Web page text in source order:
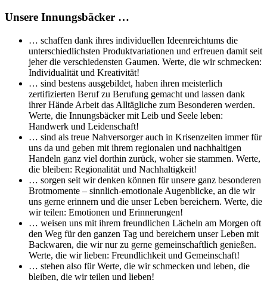
Unsere Innungsbäcker …
… schaffen dank ihres individuellen Ideenreichtums die
unterschiedlichsten Produktvariationen und erfreuen damit seit
jeher die verschiedensten Gaumen. Werte, die wir schmecken:
Individualität und Kreativität!
… sind bestens ausgebildet, haben ihren meisterlich
zertifizierten Beruf zu Berufung gemacht und lassen dank
ihrer Hände Arbeit das Alltägliche zum Besonderen werden.
Werte, die Innungsbäcker mit Leib und Seele leben:
Handwerk und Leidenschaft!
… sind als treue Nahversorger auch in Krisenzeiten immer für
uns da und geben mit ihrem regionalen und nachhaltigen
Handeln ganz viel dorthin zurück, woher sie stammen. Werte,
die bleiben: Regionalität und Nachhaltigkeit!
… sorgen seit wir denken können für unsere ganz besonderen
Brotmomente – sinnlich-emotionale Augenblicke, an die wir
uns gerne erinnern und die unser Leben bereichern. Werte, die
wir teilen: Emotionen und Erinnerungen!
… weisen uns mit ihrem freundlichen Lächeln am Morgen oft
den Weg für den ganzen Tag und bereichern unser Leben mit
Backwaren, die wir nur zu gerne gemeinschaftlich genießen.
Werte, die wir lieben: Freundlichkeit und Gemeinschaft!
… stehen also für Werte, die wir schmecken und leben, die
bleiben, die wir teilen und lieben!